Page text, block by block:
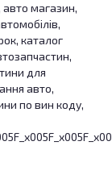
магазин,
каталог
для
авто,
по вин коду,